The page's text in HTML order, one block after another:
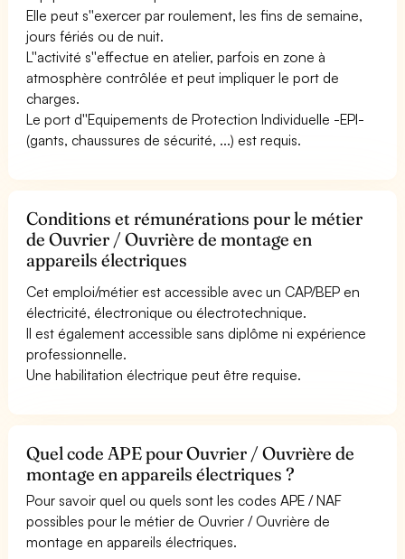
Elle peut s''exercer par roulement, les fins de semaine,
jours fériés ou de nuit.
L''activité s''effectue en atelier, parfois en zone à
atmosphère contrôlée et peut impliquer le port de
charges.
Le port d''Equipements de Protection Individuelle -EPI-
(gants, chaussures de sécurité, ...) est requis.
Conditions et rémunérations pour le métier
de Ouvrier / Ouvrière de montage en
appareils électriques
Cet emploi/métier est accessible avec un CAP/BEP en
électricité, électronique ou électrotechnique.
Il est également accessible sans diplôme ni expérience
professionnelle.
Une habilitation électrique peut être requise.
Quel code APE pour Ouvrier / Ouvrière de
montage en appareils électriques ?
Pour savoir quel ou quels sont les codes APE / NAF
possibles pour le métier de Ouvrier / Ouvrière de
montage en appareils électriques.